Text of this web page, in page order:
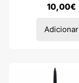
10,00€
Adicionar